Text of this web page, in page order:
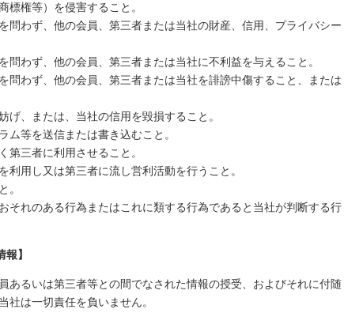
標権等）を侵害すること。
問わず、他の会員、第三者または当社の財産、信用、プライバシー
問わず、他の会員、第三者または当社に不利益を与えること。
問わず、他の会員、第三者または当社を誹謗中傷すること、または
げ、または、当社の信用を毀損すること。
ム等を送信または書き込むこと。
第三者に利用させること。
利用し又は第三者に流し営利活動を行うこと。
。
それのある行為またはこれに類する行為であると当社が判断する行
】
あるいは第三者等との間でなされた情報の授受、およびそれに付随
社は一切責任を負いません。